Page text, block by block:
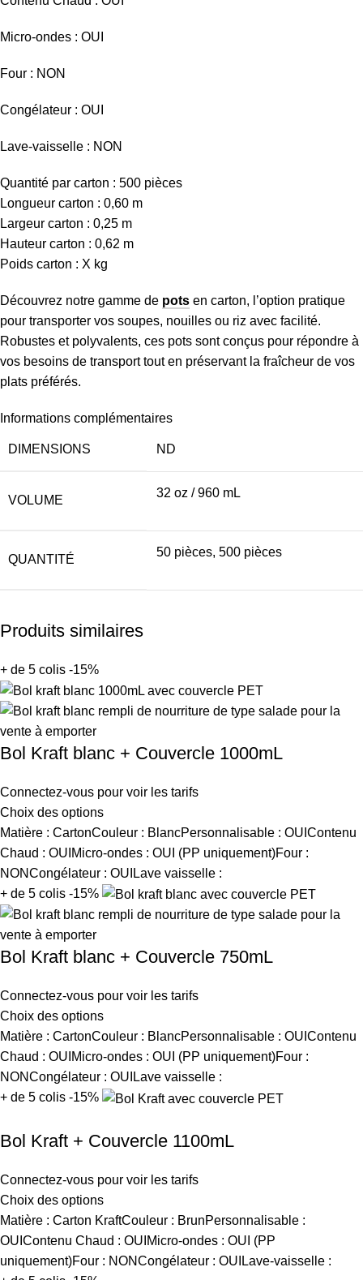
Micro-ondes : OUI
Four : NON
Congélateur : OUI
Lave-vaisselle : NON
Quantité par carton : 500 pièces
Longueur carton : 0,60 m
Largeur carton : 0,25 m
Hauteur carton : 0,62 m
Poids carton : X kg
Découvrez notre gamme de pots en carton, l’option pratique
pour transporter vos soupes, nouilles ou riz avec facilité.
Robustes et polyvalents, ces pots sont conçus pour répondre à
vos besoins de transport tout en préservant la fraîcheur de vos
plats préférés.
Informations complémentaires
DIMENSIONS ND
VOLUME
32 oz / 960 mL
QUANTITÉ
50 pièces, 500 pièces
Produits similaires
+ de 5 colis -15%
Bol Kraft blanc + Couvercle 1000mL
Connectez-vous pour voir les tarifs
Choix des options
Matière : CartonCouleur : BlancPersonnalisable : OUIContenu
Chaud : OUIMicro-ondes : OUI (PP uniquement)Four :
NONCongélateur : OUILave vaisselle :
+ de 5 colis -15%
Bol Kraft blanc + Couvercle 750mL
Connectez-vous pour voir les tarifs
Choix des options
Matière : CartonCouleur : BlancPersonnalisable : OUIContenu
Chaud : OUIMicro-ondes : OUI (PP uniquement)Four :
NONCongélateur : OUILave vaisselle :
+ de 5 colis -15%
Bol Kraft + Couvercle 1100mL
Connectez-vous pour voir les tarifs
Choix des options
Matière : Carton KraftCouleur : BrunPersonnalisable :
OUIContenu Chaud : OUIMicro-ondes : OUI (PP
uniquement)Four : NONCongélateur : OUILave-vaisselle :